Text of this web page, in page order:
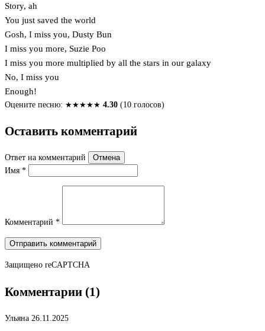
Story, ah
You just saved the world
Gosh, I miss you, Dusty Bun
I miss you more, Suzie Poo
I miss you more multiplied by all the stars in our galaxy
No, I miss you⁠
Enough!
Оцените песню: ★★★★★ 4.30 (10 голосов)
Оставить комментарий
Ответ на комментарий
Отмена
Имя *
Комментарий *
Отправить комментарий
Защищено reCAPTCHA
Комментарии (1)
Ульяна 26.11.2025